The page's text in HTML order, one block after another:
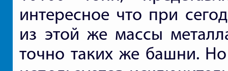
интересное что при
из этой же массы
точно таких же башни.